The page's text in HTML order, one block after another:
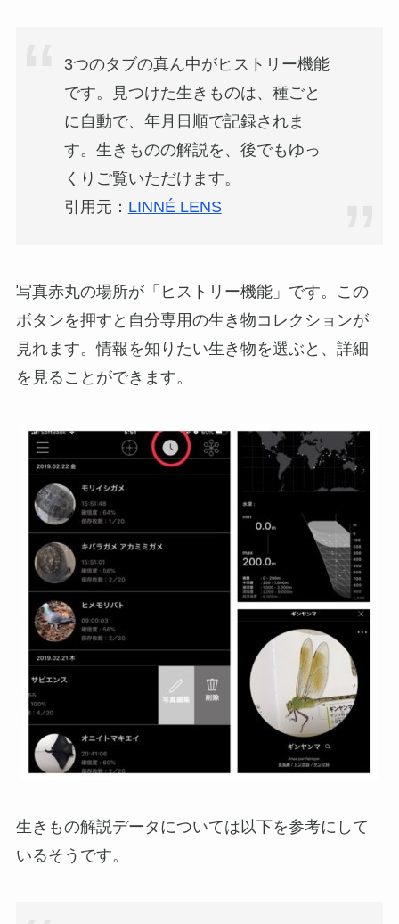
3つのタブの真ん中がヒストリー機能
です。見つけた生きものは、種ごと
に自動で、年月日順で記録されま
す。生きものの解説を、後でもゆっ
くりご覧いただけます。
引用元： LINNÉ LENS
写真赤丸の場所が「ヒストリー機能」です。この
ボタンを押すと自分専用の生き物コレクションが
見れます。情報を知りたい生き物を選ぶと、詳細
を見ることができます。
生きもの解説データについては以下を参考にして
いるそうです。